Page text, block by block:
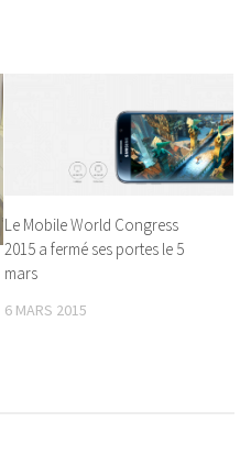
Le Mobile World Congress
2015 a fermé ses portes le 5
mars
6 MARS 2015